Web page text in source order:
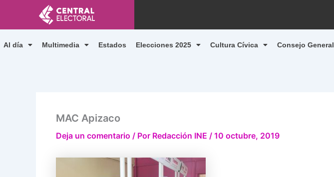
contenido
Al día Multimedia Estados Elecciones 2025 Cultura Cívica Consejo General
MAC Apizaco
Deja un comentario / Por Redacción INE / 10 octubre, 2019